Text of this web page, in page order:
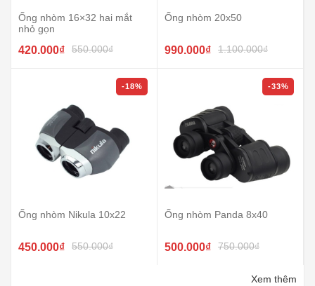
Ống nhòm 16×32 hai mắt
nhỏ gọn
420.000₫ 550.000₫
-18%
Ống nhòm Nikula 10x22
450.000₫ 550.000₫
Ống nhòm 20x50
990.000₫ 1.100.000₫
-33%
Ống nhòm Panda 8x40
500.000₫ 750.000₫
Xem thêm